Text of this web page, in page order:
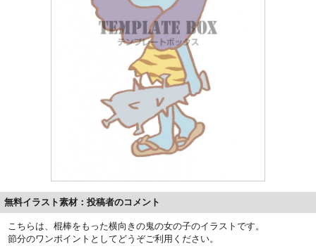
無料イラスト素材：投稿者のコメント
こちらは、棍棒をもった横向きの鬼の女の子のイラストです。
節分のワンポイントとしてどうぞご利用ください。